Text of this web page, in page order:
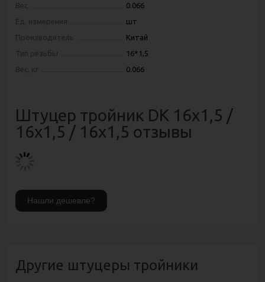
Вес
0.066
Ед. измерения
шт
Производитель
Китай
Тип резьбы
16*1,5
Вес, кг
0.066
Штуцер тройник DK 16х1,5 /
16х1,5 / 16х1,5 отзывы
Другие штуцеры тройники